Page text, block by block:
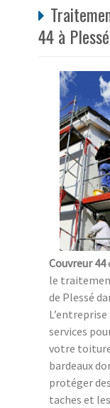
44 à
Couvreur 44
le
de Plessé
services
votre
bardeaux
protéger
taches et